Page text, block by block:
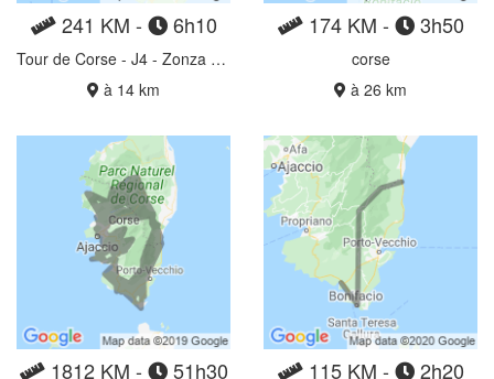
241 KM - 6h10
Tour de Corse - J4 - Zonza > Ajaccio
à 14 km
174 KM - 3h50
corse
à 26 km
1812 KM - 51h30 115 KM - 2h20